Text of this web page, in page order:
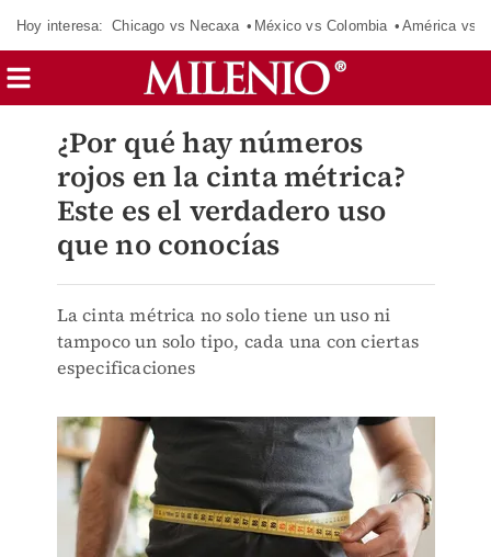
Hoy interesa: Chicago vs Necaxa México vs Colombia América vs
¿Por qué hay números
rojos en la cinta métrica?
Este es el verdadero uso
que no conocías
La cinta métrica no solo tiene un uso ni
tampoco un solo tipo, cada una con ciertas
especificaciones